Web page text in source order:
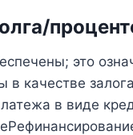
это
в качестве
в виде